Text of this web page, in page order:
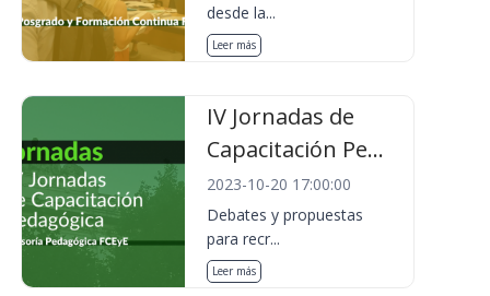
desde la...
Leer más
IV Jornadas de
Capacitación Pe...
2023-10-20 17:00:00
Debates y propuestas
para recr...
Leer más